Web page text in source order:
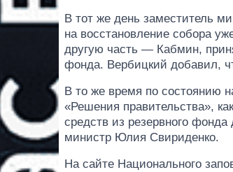
В тот же день заместитель
на восстановление собора
другую часть — Кабмин,
фонда. Вербицкий добавил,
В то же время по состоянию
«Решения правительства»,
средств из резервного
министр Юлия Свириденко.
На сайте Национального